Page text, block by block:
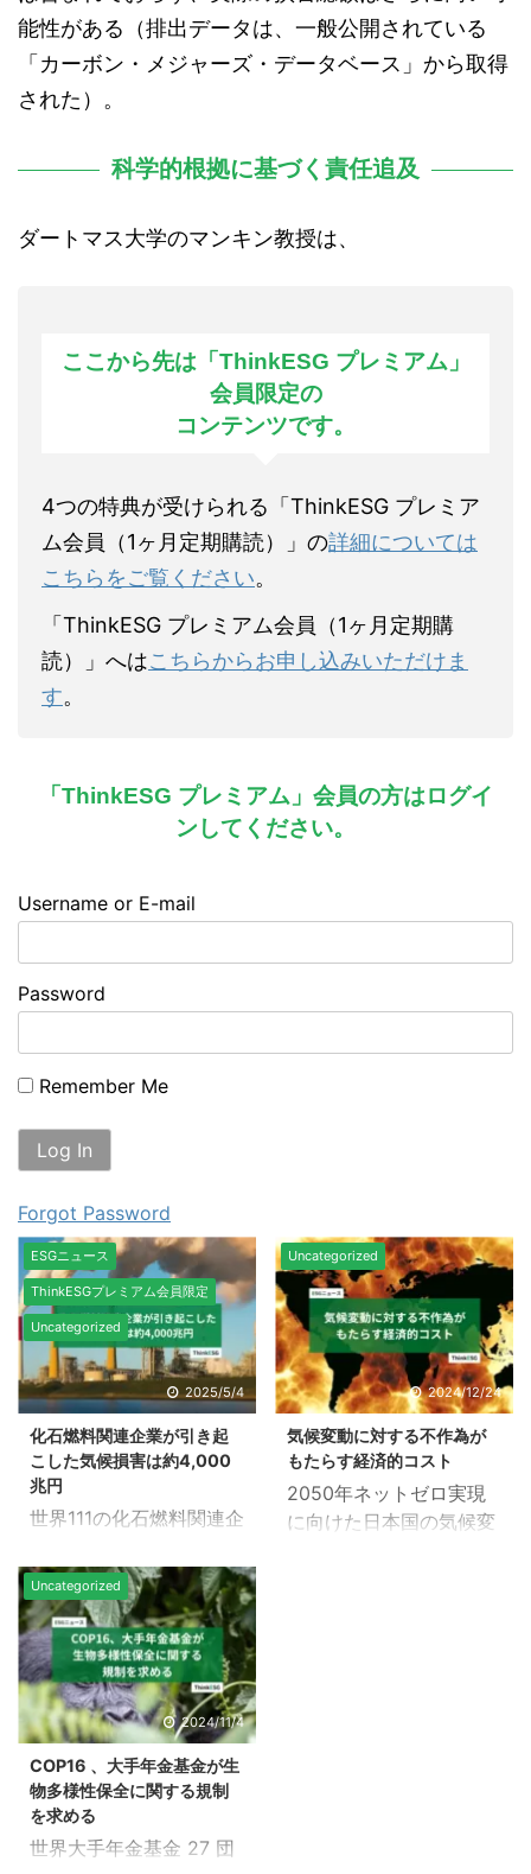
能性がある（排出データは、一般公開されている
「カーボン・メジャーズ・データベース」から取得
された）。
科学的根拠に基づく責任追及
ダートマス大学のマンキン教授は、
ここから先は「ThinkESG プレミアム」
会員限定の
コンテンツです。
4つの特典が受けられる「ThinkESG プレミア
ム会員（1ヶ月定期購読）」の詳細については
こちらをご覧ください。
「ThinkESG プレミアム会員（1ヶ月定期購
読）」へはこちらからお申し込みいただけま
す。
「ThinkESG プレミアム」会員の方はログイ
ンしてください。
Username or E-mail
Password
Remember Me
Forgot Password
ESGニュース
ThinkESGプレミアム会員限定
Uncategorized
2025/5/4
化石燃料関連企業が引き起
こした気候損害は約4,000
兆円
世界111の化石燃料関連企
から2020年の間に約28
兆ドル（約4,000兆円）
相当の熱波被害をもたら
したとする研究結果が発
表された。研究では、排
出量ごとの気温上昇や経
済損失が企業別に数値化
され、5社だけで全体の3
分の1を占めることが明
らかになった。この手法
は、企業ごとの「気候変
Uncategorized
2024/12/24
気候変動に対する不作為が
もたらす経済的コスト
2050年ネットゼロ実現
に向けた日本国の気候変
Uncategorized
2024/11/4
COP16 、大手年金基金が生
物多様性保全に関する規制
を求める
世界大手年金基金 27 団